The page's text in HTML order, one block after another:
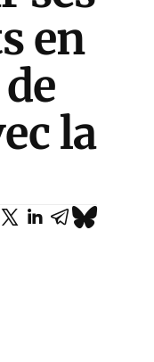
en
la